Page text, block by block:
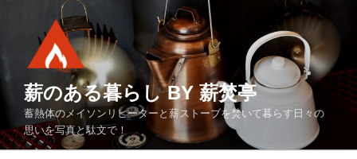
ツ
キ
薪のある暮らし BY 薪焚亭
蓄熱体のメイソンリヒーターと薪ストーブを焚いて暮らす日々の
思いを写真と駄文で！